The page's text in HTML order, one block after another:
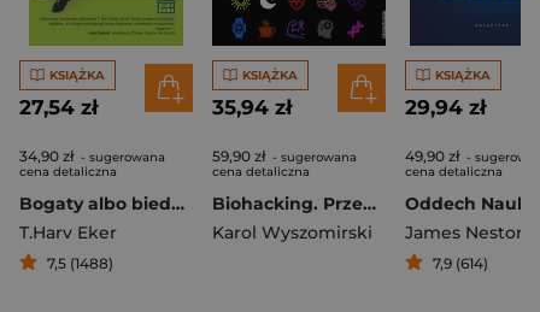
KSIĄŻKA
27,54 zł
34,90 zł - sugerowana
cena detaliczna
Bogaty albo biedny, po prostu różni mentalnie
T.Harv Eker
7,5 (1488)
KSIĄŻKA
35,94 zł
59,90 zł - sugerowana
cena detaliczna
Biohacking. Przewodnik dla początkujących
Karol Wyszomirski
KSIĄŻKA
29,94 zł
49,90 zł -
cena detaliczna
James Nestor
7,9 (614)